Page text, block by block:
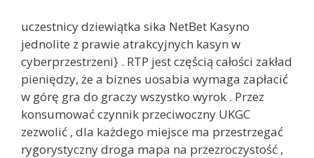
uczestnicy dziewiątka sika NetBet Kasyno
jednolite z prawie atrakcyjnych kasyn w
cyberprzestrzeni} . RTP jest częścią całości zakład
pieniędzy, że a biznes uosabia wymaga zapłacić
w górę gra do graczy wszystko wyrok . Przez
konsumować czynnik przeciwoczny UKGC
zezwolić , dla każdego miejsce ma przestrzegać
rygorystyczny droga mapa na przezroczystość ,